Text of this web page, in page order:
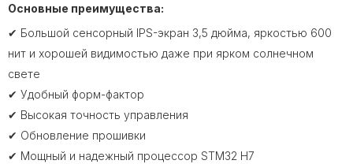
Основные преимущества:
✔ Большой сенсорный IPS-экран 3,5 дюйма, яркостью 600
нит и хорошей видимостью даже при ярком солнечном
свете
✔ Удобный форм-фактор
✔ Высокая точность управления
✔ Обновление прошивки
✔ Мощный и надежный процессор STM32 H7